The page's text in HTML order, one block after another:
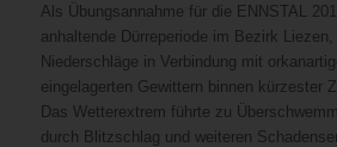
Als Übungsannahme für die ENNSTAL
anhaltende Dürreperiode im Bezirk
Niederschläge in Verbindung mit
eingelagerten Gewittern binnen kürzester
Das Wetterextrem führte zu
durch Blitzschlag und weiteren